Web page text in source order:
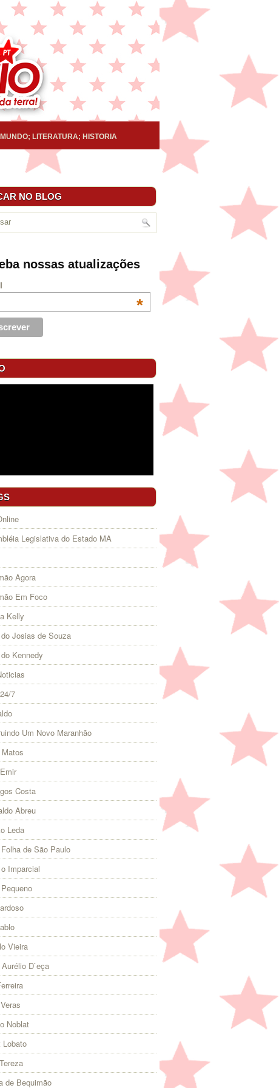
MUNDO; LITERATURA; HISTORIA
NO BLOG
nossas atualizações
*
Legislativa do Estado MA
Agora
Em Foco
Kelly
Josias de Souza
Kennedy
7
Um Novo Maranhão
Costa
Abreu
Leda
de São Paulo
Imparcial
Vieira
D`eça
Noblat
Lobato
de Bequimão